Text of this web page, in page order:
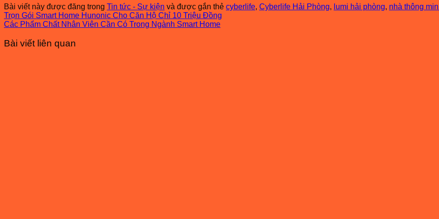
Bài viết này được đăng trong Tin tức - Sự kiện và được gắn thẻ cyberlife, Cyberlife Hải Phòng, lumi hải phòng, nhà thông
Trọn Gói Smart Home Hunonic Cho Căn Hộ Chỉ 10 Triệu Đồng
Các Phẩm Chất Nhân Viên Cần Có Trong Ngành Smart Home
Bài viết liên quan